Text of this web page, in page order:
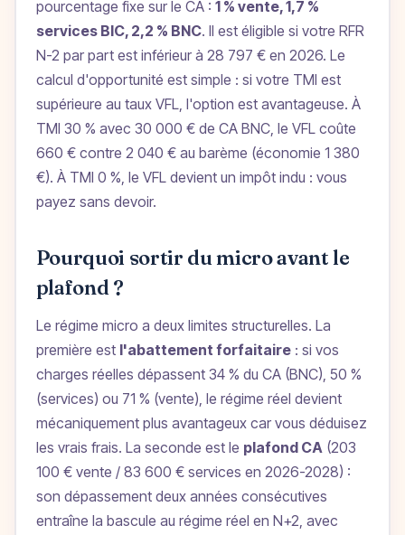
pourcentage fixe sur le CA : 1 % vente, 1,7 %
services BIC, 2,2 % BNC. Il est éligible si votre RFR
N-2 par part est inférieur à 28 797 € en 2026. Le
calcul d'opportunité est simple : si votre TMI est
supérieure au taux VFL, l'option est avantageuse. À
TMI 30 % avec 30 000 € de CA BNC, le VFL coûte
660 € contre 2 040 € au barème (économie 1 380
€). À TMI 0 %, le VFL devient un impôt indu : vous
payez sans devoir.
Pourquoi sortir du micro avant le
plafond ?
Le régime micro a deux limites structurelles. La
première est l'abattement forfaitaire: si vos
charges réelles dépassent 34 % du CA (BNC), 50 %
(services) ou 71 % (vente), le régime réel devient
mécaniquement plus avantageux car vous déduisez
les vrais frais. La seconde est le plafond CA(203
100 € vente / 83 600 € services en 2026-2028) :
son dépassement deux années consécutives
entraîne la bascule au régime réel en N+2, avec